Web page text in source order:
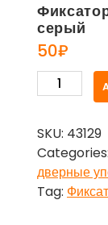
серый
50₽
Фиксатор
двери
(Аякс)
DSF-
110
серый
SKU: 43129
Categories:
дверные
Tag: